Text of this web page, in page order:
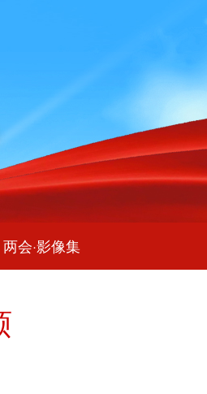
两会·影像集